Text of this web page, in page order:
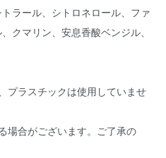
ラール、シトロネロール、ファ
クマリン、安息香酸ベンジル、
プラスチックは使用していませ
場合がございます。ご了承の